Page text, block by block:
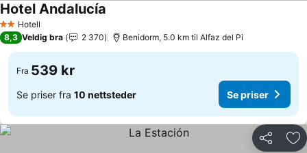
2 Stjerner
Hotell
Hotel Andalucía
8,3 Veldig bra 2 370 Benidorm, 5.0 km til Alfaz del Pi
Fra 539 kr
Se priser fra 10 nettsteder Se priser
Del